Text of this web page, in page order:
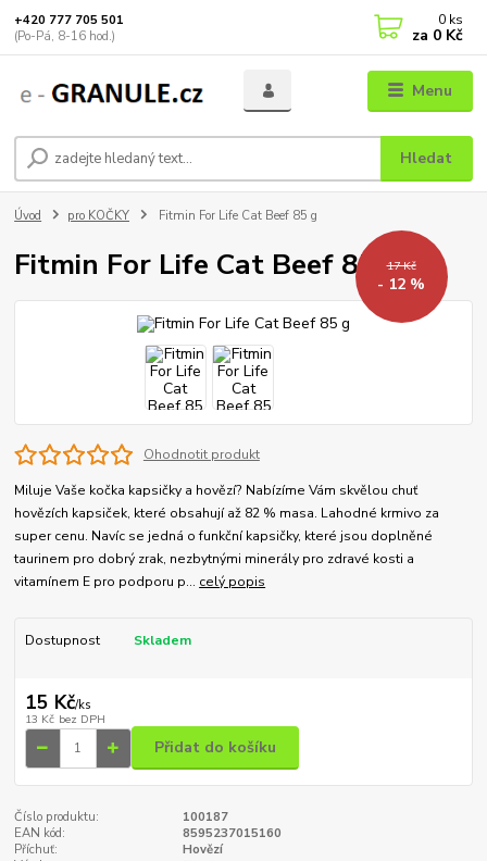
Menu
Hledat
+420 777 705 501
(Po-Pá, 8-16 hod.)
0 ks
za 0 Kč
Úvod pro KOČKY Fitmin For Life Cat Beef 85 g
Fitmin For Life Cat Beef 85 g17 Kč
- 12 %
Ohodnotit produkt
Miluje Vaše kočka kapsičky a hovězí? Nabízíme Vám skvělou chuť
hovězích kapsiček, které obsahují až 82 % masa. Lahodné krmivo za
super cenu. Navíc se jedná o funkční kapsičky, které jsou doplněné
taurinem pro dobrý zrak, nezbytnými minerály pro zdravé kosti a
vitamínem E pro podporu p... celý popis
Dostupnost Skladem
15 Kč/ks
13 Kč bez DPH
Přidat do košíku
Číslo produktu:
100187
EAN kód:
8595237015160
Příchuť:
Hovězí